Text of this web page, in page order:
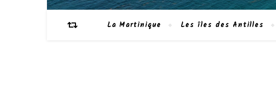
La Martinique Les îles des Antilles